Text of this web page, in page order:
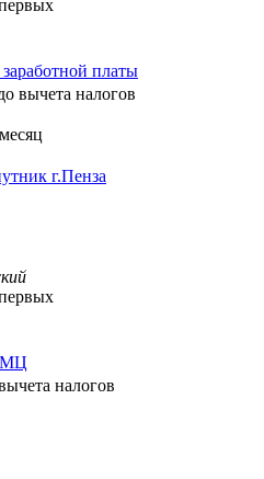
платы
вычета налогов
г.Пенза
налогов